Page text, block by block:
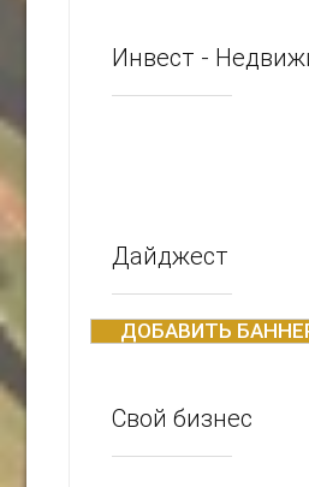
Инвест -
Дайджест
ДОБАВИТЬ
Свой бизнес